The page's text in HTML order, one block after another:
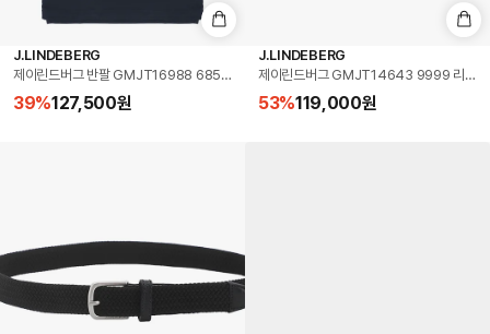
J.LINDEBERG
제이린드버그 반팔 GMJT16988 6855 투어 테크 폴로 골프 남성반팔티 당일발송
39%127,500원
J.LINDEBERG
제이린드버그 GMJT14643 9999 리오넬
53%119,000원